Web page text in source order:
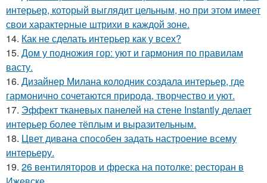
интерьер, который выглядит цельным, но при этом имеет
свои характерные штрихи в каждой зоне.
14. Как не сделать интерьер как у всех?
15. Дом у подножия гор: уют и гармония по правилам
васту.
16. Дизайнер Милана колодник создала интерьер, где
гармонично сочетаются природа, творчество и уют.
17. Эффект тканевых панелей на стене Instantly делает
интерьер более тёплым и выразительным.
18. Цвет дивана способен задать настроение всему
интерьеру.
19. 26 вентиляторов и фреска на потолке: ресторан в